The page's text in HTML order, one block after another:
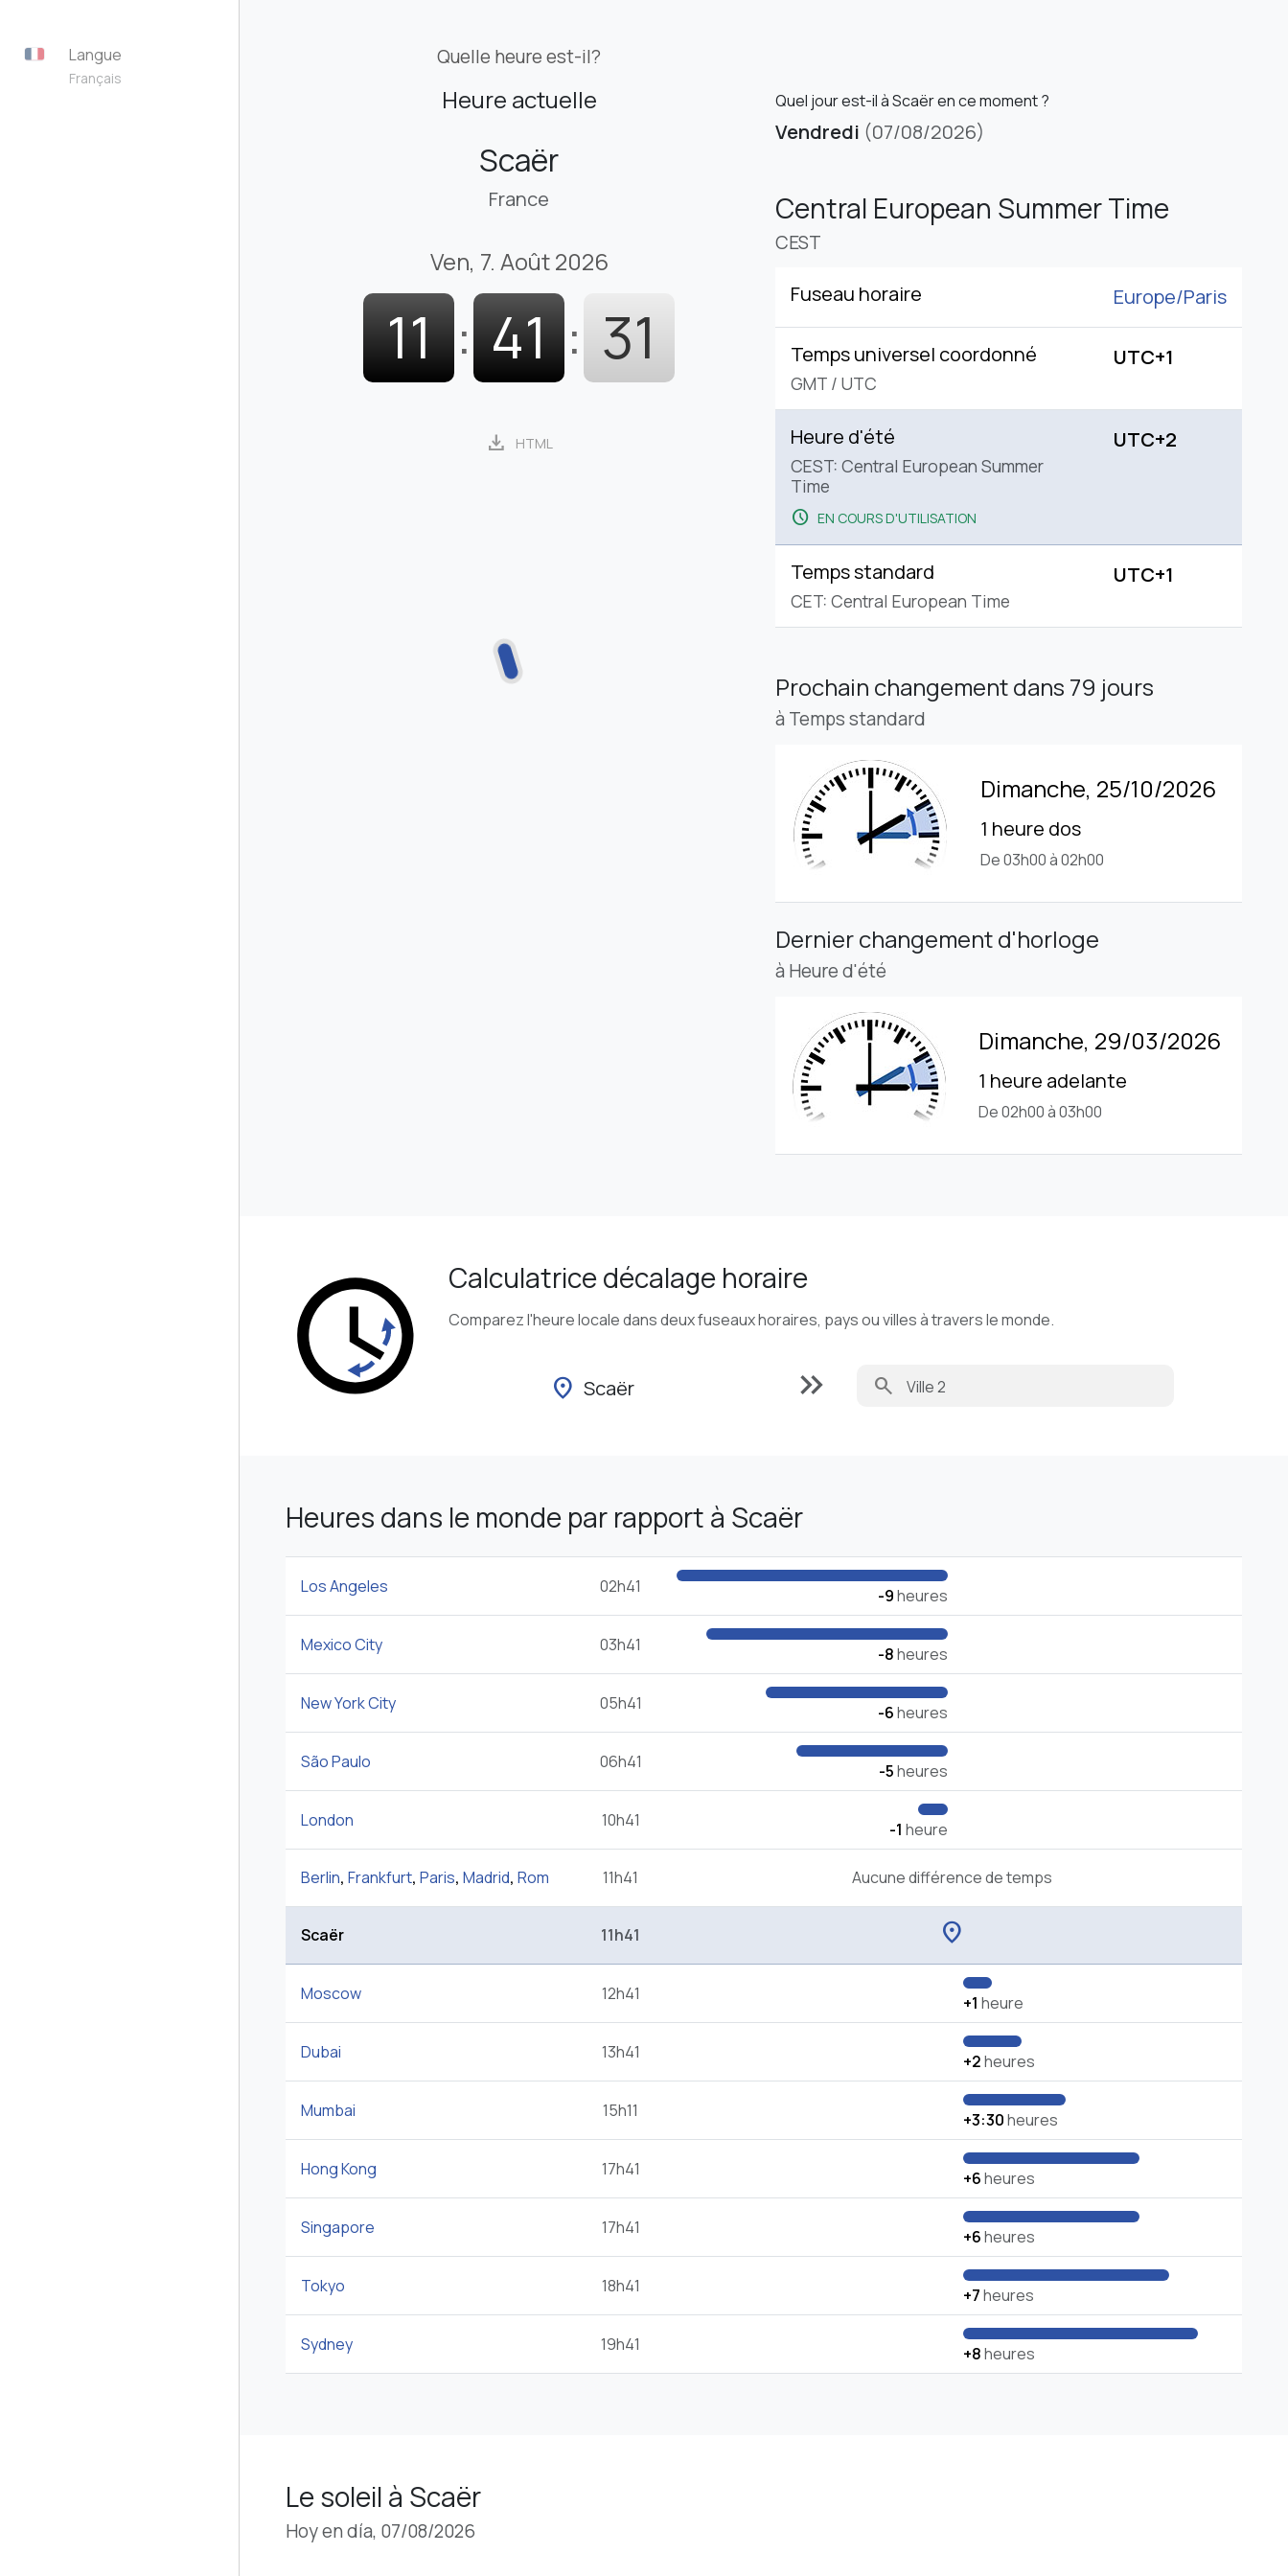
Langue
Français
Quelle heure est-il?
Heure actuelle
Scaër
France
Ven, 7. Août 2026
11 : 41 : 32
download HTML
Quel jour est-il à Scaër en ce moment ?
Vendredi (07/08/2026)
Central European Summer Time
CEST
Fuseau horaire Europe/Paris
Temps universel coordonné
GMT / UTC
UTC+1
Heure d'été
CEST: Central European Summer
Time
schedule EN COURS D'UTILISATION
UTC+2
Temps standard
CET: Central European Time
UTC+1
Prochain changementdans 79 jours
à Temps standard
Dimanche, 25/10/2026
1 heure dos
De 03h00 à 02h00
Dernier changement d'horloge
à Heure d'été
Dimanche, 29/03/2026
1 heure adelante
De 02h00 à 03h00
Calculatrice décalage horaire
Comparez l'heure locale dans deux fuseaux horaires, pays ou villes à travers le monde.
location_on Scaër keyboard_double_arrow_right search
Heures dans le monde par rapport à Scaër
Los Angeles 02h41 -9heures
Mexico City 03h41 -8heures
New York City 05h41 -6heures
São Paulo 06h41 -5heures
London 10h41 -1 heure
Berlin, Frankfurt, Paris, Madrid, Rom 11h41 Aucune différence de temps
Scaër 11h41 location_on
Moscow 12h41 +1 heure
Dubai 13h41 +2heures
Mumbai 15h11 +3:30heures
Hong Kong 17h41 +6heures
Singapore 17h41 +6heures
Tokyo 18h41 +7heures
Sydney 19h41 +8heures
Le soleil à Scaër
Hoy en día, 07/08/2026